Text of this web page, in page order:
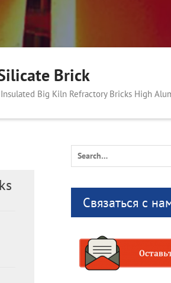
Brick
Insulated Big Kiln Refractory Bricks High
Search
for:
Связаться с